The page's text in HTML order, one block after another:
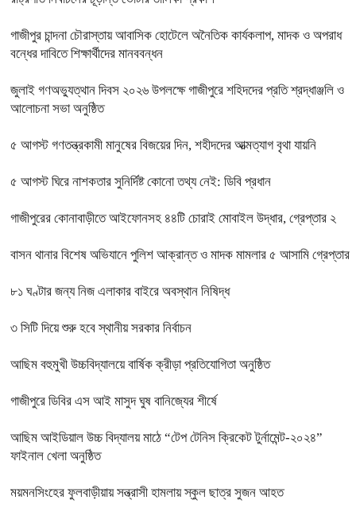
গাজীপুর চান্দনা চৌরাস্তায় আবাসিক হোটেলে অনৈতিক কার্যকলাপ, মাদক ও অপরাধ
বন্ধের দাবিতে শিক্ষার্থীদের মানববন্ধন
জুলাই গণঅভ্যুত্থান দিবস ২০২৬ উপলক্ষে গাজীপুরে শহিদদের প্রতি শ্রদ্ধাঞ্জলি ও
আলোচনা সভা অনুষ্ঠিত
৫ আগস্ট গণতন্ত্রকামী মানুষের বিজয়ের দিন, শহীদদের আত্মত্যাগ বৃথা যায়নি
৫ আগস্ট ঘিরে নাশকতার সুনির্দিষ্ট কোনো তথ্য নেই: ডিবি প্রধান
গাজীপুরের কোনাবাড়ীতে আইফোনসহ ৪৪টি চোরাই মোবাইল উদ্ধার, গ্রেপ্তার ২
বাসন থানার বিশেষ অভিযানে পুলিশ আক্রান্ত ও মাদক মামলার ৫ আসামি গ্রেপ্তার
৮১ ঘণ্টার জন্য নিজ এলাকার বাইরে অবস্থান নিষিদ্ধ
৩ সিটি দিয়ে শুরু হবে স্থানীয় সরকার নির্বাচন
আছিম বহুমুখী উচ্চবিদ্যালয়ে বার্ষিক ক্রীড়া প্রতিযোগিতা অনুষ্ঠিত
গাজীপুরে ডিবির এস আই মাসুদ ঘুষ বানিজ্যের শীর্ষে
আছিম আইডিয়াল উচ্চ বিদ্যালয় মাঠে “টেপ টেনিস ক্রিকেট টুর্নামেন্ট-২০২৪”
ফাইনাল খেলা অনুষ্ঠিত
ময়মনসিংহের ফুলবাড়ীয়ায় সন্ত্রাসী হামলায় স্কুল ছাত্র সুজন আহত